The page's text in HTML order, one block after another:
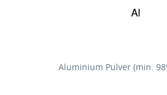
Aluminium Pulver (min.